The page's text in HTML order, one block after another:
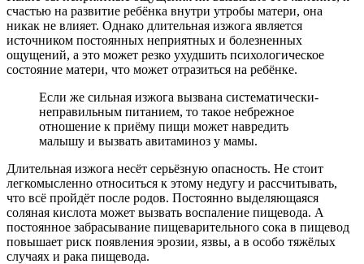
счастью на развитие ребёнка внутри утробы матери, она
никак не влияет. Однако длительная изжога является
источником постоянных неприятных и болезненных
ощущений, а это может резко ухудшить психологическое
состояние матери, что может отразиться на ребёнке.
Если же сильная изжога вызвана систематически-
неправильным питанием, то такое небрежное
отношение к приёму пищи может навредить
малышу и вызвать авитаминоз у мамы.
Длительная изжога несёт серьёзную опасность. Не стоит
легкомысленно относиться к этому недугу и рассчитывать,
что всё пройдёт после родов. Постоянно выделяющаяся
соляная кислота может вызвать воспаление пищевода. А
постоянное забрасывание пищеварительного сока в пищевод
повышает риск появления эрозии, язвы, а в особо тяжёлых
случаях и рака пищевода.